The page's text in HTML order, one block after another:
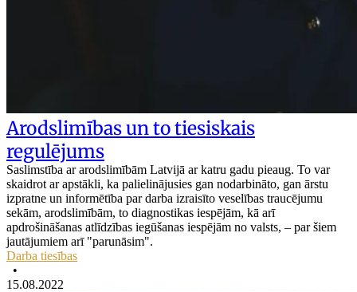
Arodslimības un to tiesiskais
regulējums
Saslimstība ar arodslimībām Latvijā ar katru gadu pieaug. To var
skaidrot ar apstākli, ka palielinājusies gan nodarbināto, gan ārstu
izpratne un informētība par darba izraisīto veselības traucējumu
sekām, arodslimībām, to diagnostikas iespējām, kā arī
apdrošināšanas atlīdzības iegūšanas iespējām no valsts, – par šiem
jautājumiem arī "parunāsim".
Darba tiesības
•
15.08.2022